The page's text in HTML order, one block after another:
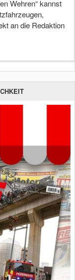
Wehren“ kannst
an die Redaktion